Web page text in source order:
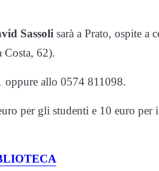
Sassoli sarà a Prato, ospite a
Costa, 62).
oppure allo 0574 811098.
per gli studenti e 10 euro per i